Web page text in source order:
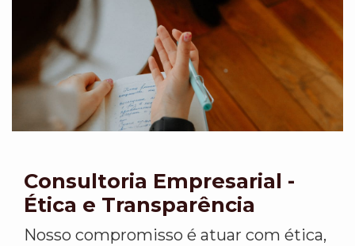
Consultoria Empresarial -
Ética e Transparência
Nosso compromisso é atuar com ética,